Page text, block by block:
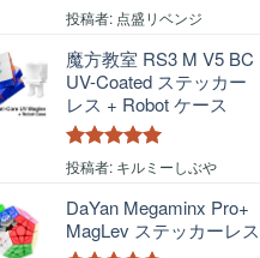
5段階中5の
投稿者: 点盛リベンジ
魔方教室 RS3 M V5 BC
UV-Coated ステッカー
レス + Robot ケース
5段階中 5 の
投稿者: キルミーしぶや
DaYan Megaminx Pro+
MagLev ステッカーレス